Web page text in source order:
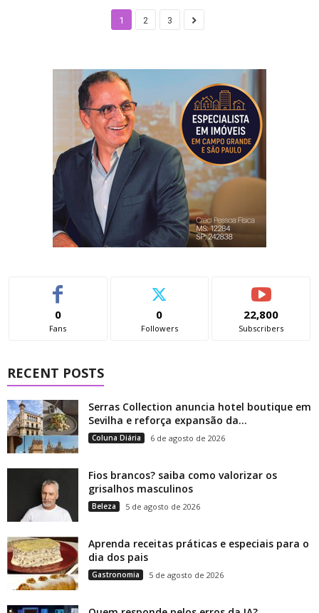
1 2 3
0
Fans
0
Followers
22,800
Subscribers
RECENT POSTS
Serras Collection anuncia hotel boutique em
Sevilha e reforça expansão da...
Coluna Diária 6 de agosto de 2026
Fios brancos? saiba como valorizar os
grisalhos masculinos
Beleza 5 de agosto de 2026
Aprenda receitas práticas e especiais para o
dia dos pais
Gastronomia 5 de agosto de 2026